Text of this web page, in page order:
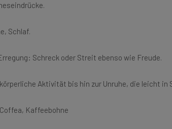
Schlaf.
Schreck oder Streit ebenso wie Freude.
Aktivität bis hin zur Unruhe, die leicht
Coffea, Kaffeebohne